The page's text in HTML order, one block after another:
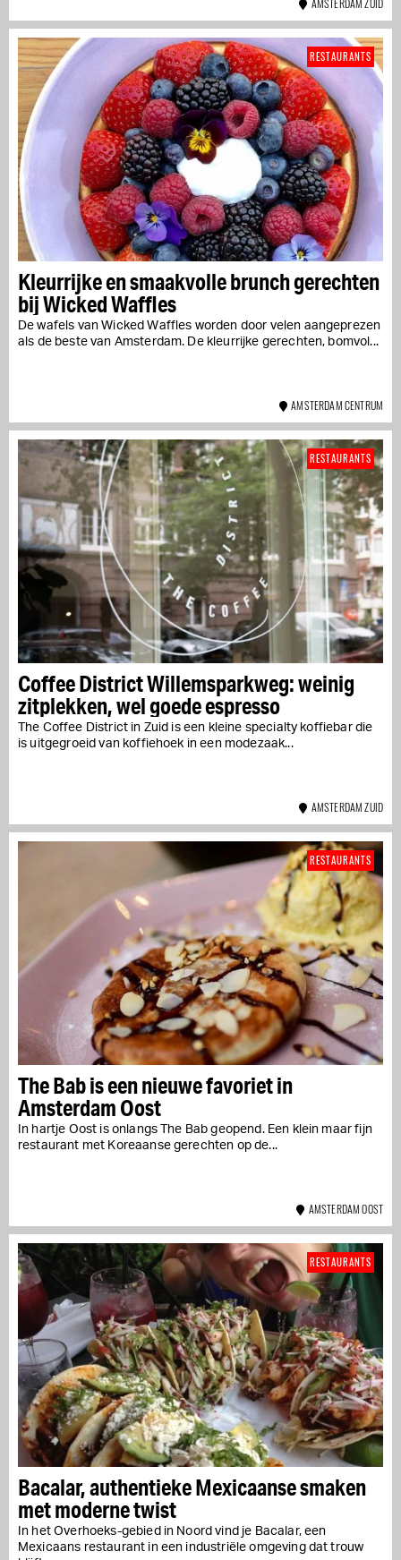
Kleurrijke en smaakvolle brunch gerechten
bij Wicked Waffles
De wafels van Wicked Waffles worden door velen aangeprezen
als de beste van Amsterdam. De kleurrijke gerechten, bomvol...
RESTAURANTS
AMSTERDAM CENTRUM
Coffee District Willemsparkweg: weinig
zitplekken, wel goede espresso
The Coffee District in Zuid is een kleine specialty koffiebar die
is uitgegroeid van koffiehoek in een modezaak...
RESTAURANTS
AMSTERDAM ZUID
The Bab is een nieuwe favoriet in
Amsterdam Oost
In hartje Oost is onlangs The Bab geopend. Een klein maar fijn
restaurant met Koreaanse gerechten op de...
RESTAURANTS
AMSTERDAM OOST
Bacalar, authentieke Mexicaanse smaken
met moderne twist
In het Overhoeks-gebied in Noord vind je Bacalar, een
Mexicaans restaurant in een industriële omgeving dat trouw
RESTAURANTS